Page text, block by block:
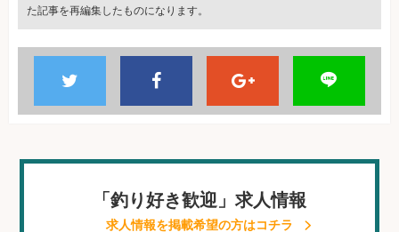
た記事を再編集したものになります。
「釣り好き歓迎」求人情報
求人情報を掲載希望の方はコチラ